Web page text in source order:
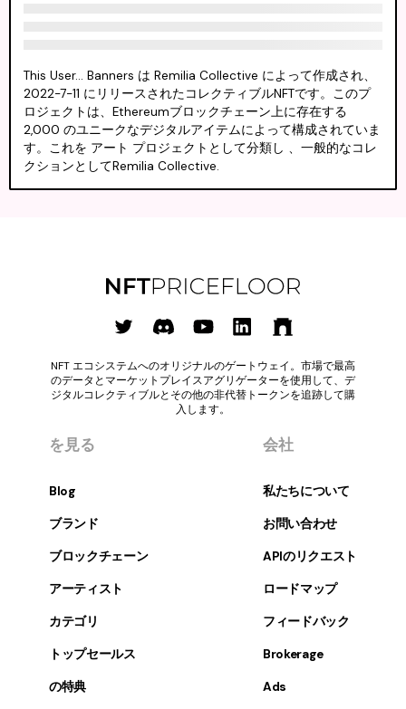
This User... Banners は Remilia Collective によって作成され、
2022-7-11 にリリースされたコレクティブルNFTです。このプ
ロジェクトは、Ethereumブロックチェーン上に存在する
2,000 のユニークなデジタルアイテムによって構成されていま
す。これを アート プロジェクトとして分類し 、一般的なコレ
クションとしてRemilia Collective.
NFT エコシステムへのオリジナルのゲートウェイ。市場で最高
のデータとマーケットプレイスアグリゲーターを使用して、デ
ジタルコレクティブルとその他の非代替トークンを追跡して購
入します。
を見る
Blog
ブランド
ブロックチェーン
アーティスト
カテゴリ
トップセールス
の特典
会社
私たちについて
お問い合わせ
APIのリクエスト
ロードマップ
フィードバック
Brokerage
Ads